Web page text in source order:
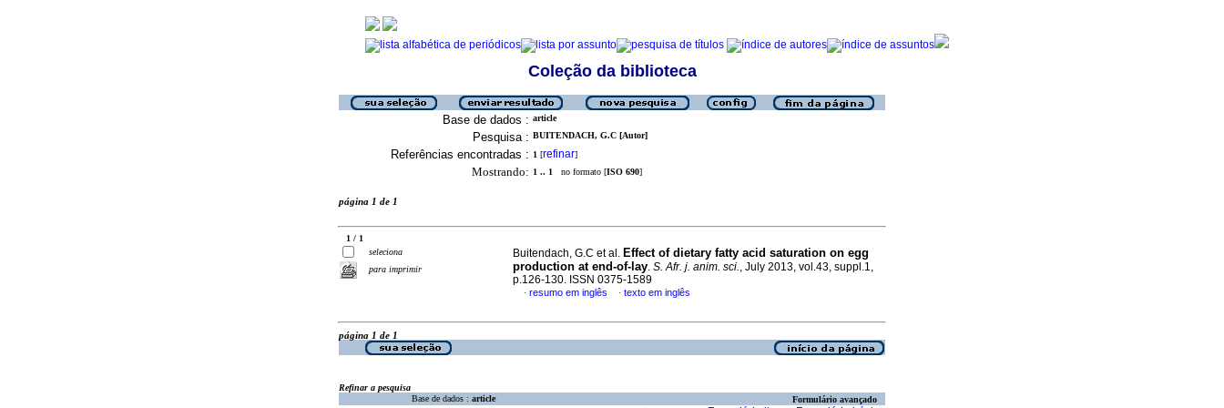
Coleção da biblioteca
Base de dados : article
Pesquisa : BUITENDACH, G.C [Autor]
Referências encontradas : 1 [refinar]
Mostrando: 1 .. 1 no formato [ISO 690]
página 1 de 1
1 / 1
seleciona
para imprimir
Buitendach, G.C et al. Effect of dietary fatty acid saturation on egg
production at end-of-lay. S. Afr. j. anim. sci., July 2013, vol.43, suppl.1,
p.126-130. ISSN 0375-1589
· resumo em inglês · texto em inglês
página 1 de 1
Refinar a pesquisa
Base de dados : article Formulário avançado